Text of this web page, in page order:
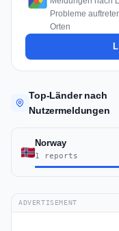
Probleme
Orten
Top-Länder nach
Nutzermeldungen
Norway
1 reports
ADVERTISEMENT